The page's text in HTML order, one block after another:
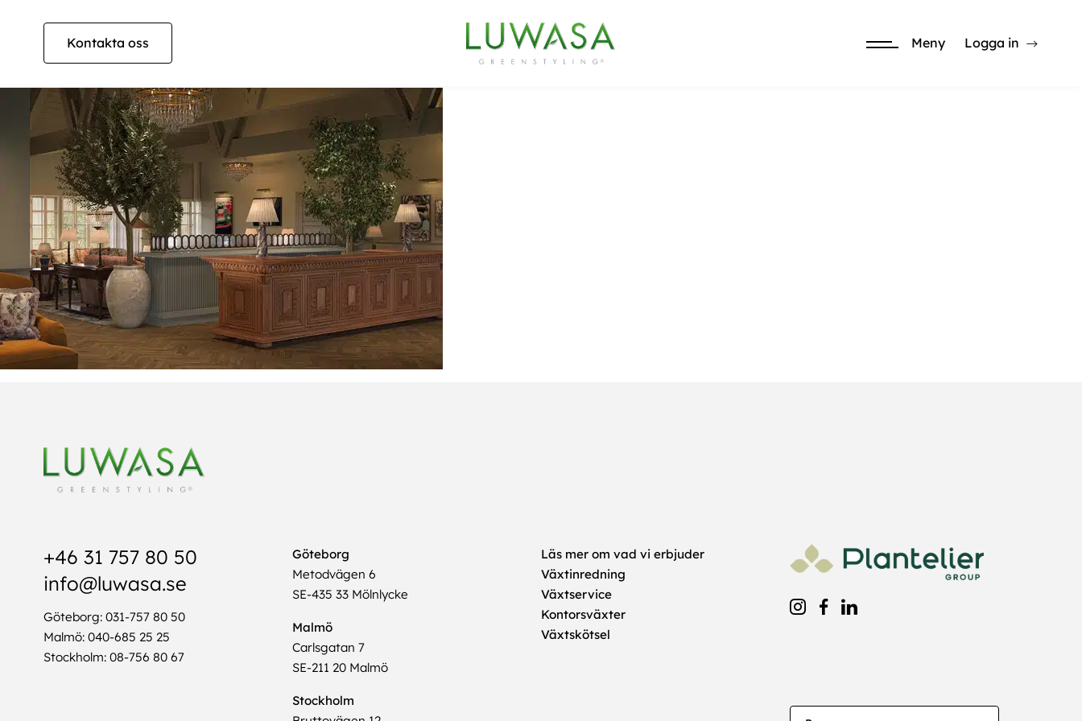
Kontakta oss Meny Logga in
+46 31 757 80 50
info@luwasa.se
Göteborg: 031-757 80 50
Malmö: 040-685 25 25
Stockholm: 08-756 80 67
Göteborg
Metodvägen 6
SE-435 33 Mölnlycke
Malmö
Carlsgatan 7
SE-211 20 Malmö
Stockholm
Läs mer om vad vi erbjuder
Växtinredning
Växtservice
Kontorsväxter
Växtskötsel